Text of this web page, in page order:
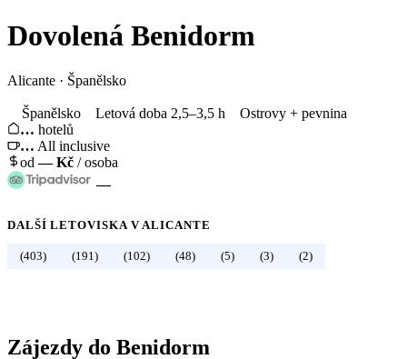
Dovolená Benidorm
Alicante · Španělsko
Španělsko Letová doba 2,5–3,5 h
Ostrovy + pevnina
… hotelů
… All inclusive
od—Kč / osoba
—
DALŠÍ LETOVISKA V ALICANTE
(403) (191) (102) (48) (5) (3) (2)
Zájezdy do Benidorm